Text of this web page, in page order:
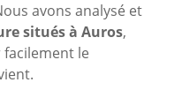
avons analysé et
situés à Auros,
le